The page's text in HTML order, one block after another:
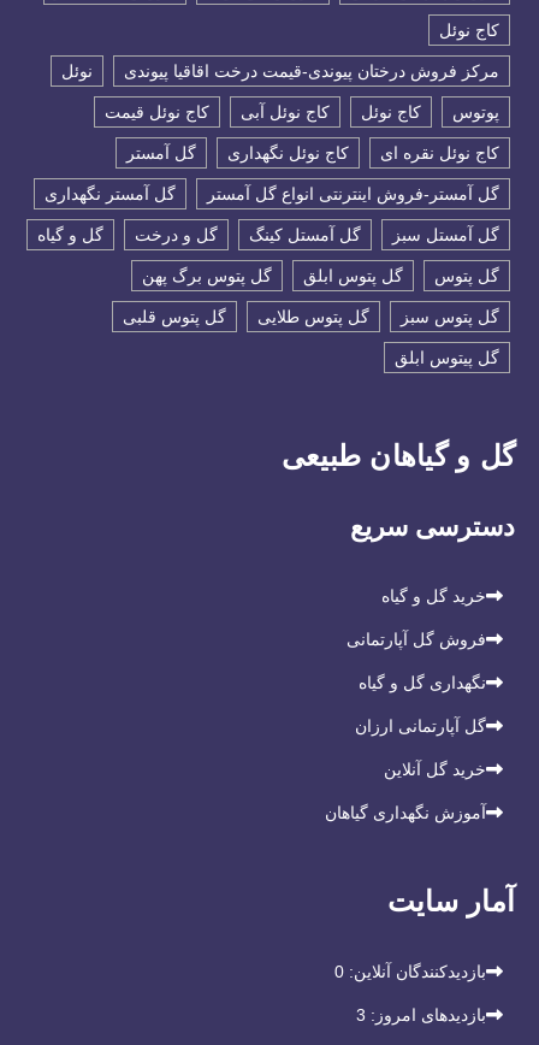
كاج نوئل
مرکز فروش درختان پیوندی-قیمت درخت اقاقیا پیوندی نوئل
پوتوس کاج نوئل کاج نوئل آبی کاج نوئل قیمت
کاج نوئل نقره ای کاج نوئل نگهداری گل آمستر
گل آمستر-فروش اینترنتی انواع گل آمستر گل آمستر نگهداری
گل آمستل سبز گل آمستل کینگ گل و درخت گل و گیاه
گل پتوس گل پتوس ابلق گل پتوس برگ پهن
گل پتوس سبز گل پتوس طلایی گل پتوس قلبی
گل پیتوس ابلق
گل و گیاهان طبیعی
دسترسی سریع
خرید گل و گیاه
فروش گل آپارتمانی
نگهداری گل و گیاه
گل آپارتمانی ارزان
خرید گل آنلاین
آموزش نگهداری گیاهان
آمار سایت
بازدیدکنندگان آنلاین: 0
بازدیدهای امروز: 3